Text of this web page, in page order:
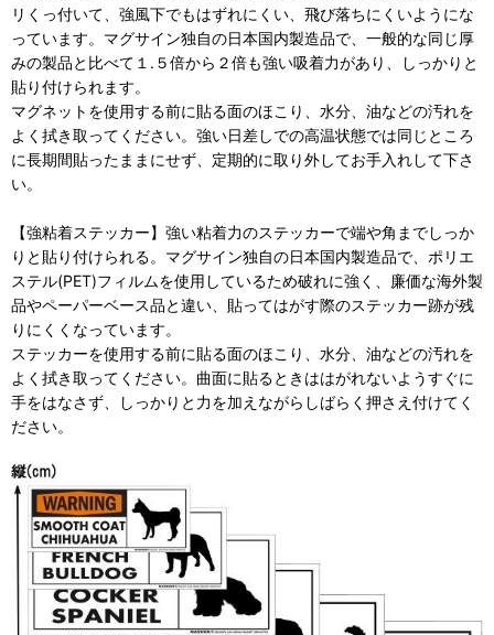
リくっ付いて、強風下でもはずれにくい、飛び落ちにくいようにな
っています。マグサイン独自の日本国内製造品で、一般的な同じ厚
みの製品と比べて１.５倍から２倍も強い吸着力があり、しっかりと
貼り付けられます。
マグネットを使用する前に貼る面のほこり、水分、油などの汚れを
よく拭き取ってください。強い日差しでの高温状態では同じところ
に長期間貼ったままにせず、定期的に取り外してお手入れして下さ
い。
【強粘着ステッカー】強い粘着力のステッカーで端や角までしっか
りと貼り付けられる。マグサイン独自の日本国内製造品で、ポリエ
ステル(PET)フィルムを使用しているため破れに強く、廉価な海外製
品やペーパーベース品と違い、貼ってはがす際のステッカー跡が残
りにくくなっています。
ステッカーを使用する前に貼る面のほこり、水分、油などの汚れを
よく拭き取ってください。曲面に貼るときははがれないようすぐに
手をはなさず、しっかりと力を加えながらしばらく押さえ付けてく
ださい。